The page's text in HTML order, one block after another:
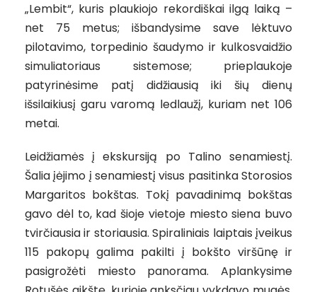
„Lembit“, kuris plaukiojo rekordiškai ilgą laiką –
net 75 metus; išbandysime save lėktuvo
pilotavimo, torpedinio šaudymo ir kulkosvaidžio
simuliatoriaus sistemose; prieplaukoje
patyrinėsime patį didžiausią iki šių dienų
išsilaikiusį garu varomą ledlaužį, kuriam net 106
metai.
Leidžiamės į ekskursiją po Talino senamiestį.
Šalia įėjimo į senamiestį visus pasitinka Storosios
Margaritos bokštas. Tokį pavadinimą bokštas
gavo dėl to, kad šioje vietoje miesto siena buvo
tvirčiausia ir storiausia. Spiraliniais laiptais įveikus
115 pakopų galima pakilti į bokšto viršūnę ir
pasigrožėti miesto panorama. Aplankysime